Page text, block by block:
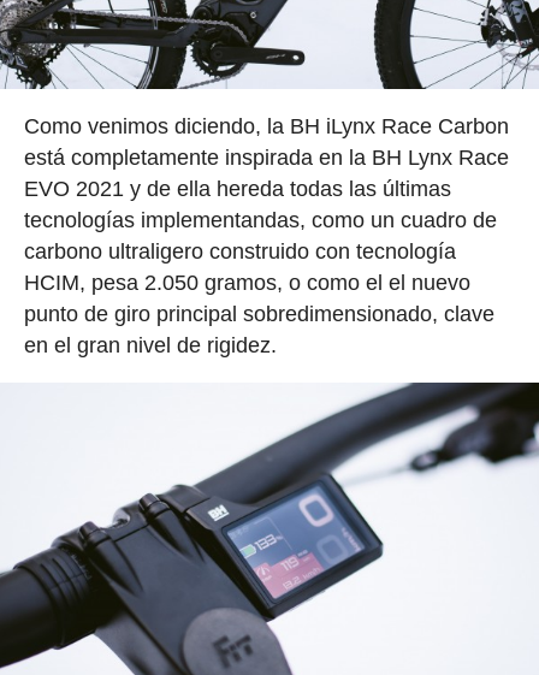
Como venimos diciendo, la BH iLynx Race Carbon
está completamente inspirada en la BH Lynx Race
EVO 2021 y de ella hereda todas las últimas
tecnologías implementandas, como un cuadro de
carbono ultraligero construido con tecnología
HCIM, pesa 2.050 gramos, o como el el nuevo
punto de giro principal sobredimensionado, clave
en el gran nivel de rigidez.